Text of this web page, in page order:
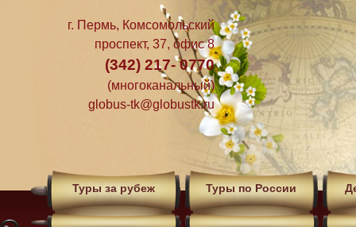
г. Пермь, Комсомольский
проспект, 37, офис 8
(342) 217- 0770
(многоканальный)
globus-tk@globustk.ru
Туры за рубеж Туры по России